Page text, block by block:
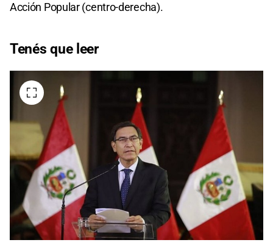
Acción Popular (centro-derecha).
Tenés que leer